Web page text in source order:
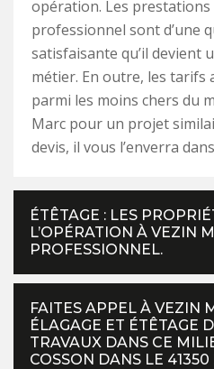
opération. Les prestations
professionnel sont d’une
satisfaisante qu’il devient
métier. En outre, les tarifs
parmi les moins chers du
Marc pour un projet
devis, il vous l’enverra
ÉTÊTAGE : LES
L’OPÉRATION À VEZIN
PROFESSIONNEL.
FAITES APPEL À VEZIN
ÉLAGAGE ET ÉTÊTAGE
TRAVAUX DANS CE
COSSON DANS LE 41350